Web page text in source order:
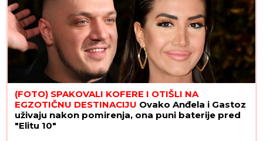
(FOTO) SPAKOVALI KOFERE I OTIŠLI NA
EGZOTIČNU DESTINACIJU Ovako Anđela i Gastoz
uživaju nakon pomirenja, ona puni baterije pred
"Elitu 10"